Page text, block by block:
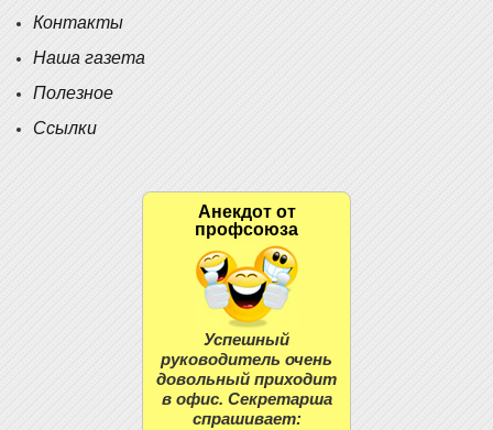
Контакты
Наша газета
Полезное
Ссылки
Анекдот от
профсоюза
Успешный
руководитель очень
довольный приходит
в офис. Секретарша
спрашивает: